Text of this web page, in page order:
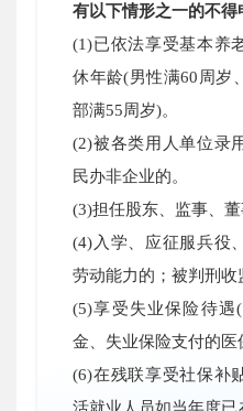
有以下情形之一的不得
(1)已依法享受基本养
休年龄(男性满60周岁
部满55周岁)。
(2)被各类用人单位录
民办非企业的。
(3)担任股东、监事、
(4)入学、应征服兵役
劳动能力的；被判刑收
(5)享受失业保险待遇
金、失业保险支付的医
(6)在残联享受社保补
活就业人员如当年度